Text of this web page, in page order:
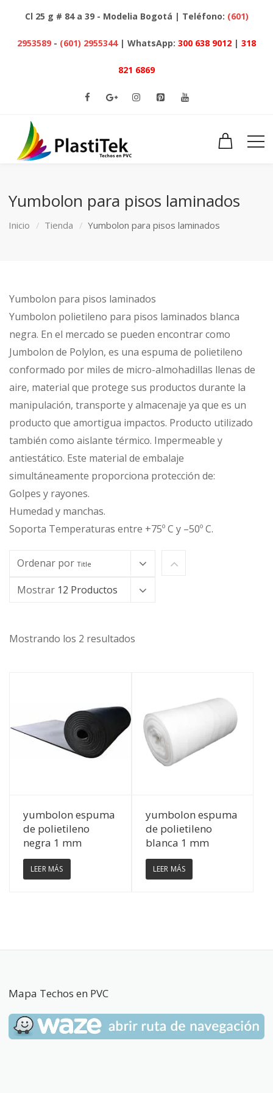
Cl 25 g # 84 a 39 - Modelia Bogotá | Teléfono: (601)
2953589 - (601) 2955344 | WhatsApp: 300 638 9012 | 318
821 6869
Yumbolon para pisos laminados
Inicio Tienda Yumbolon para pisos laminados
Yumbolon para pisos laminados
Yumbolon polietileno para pisos laminados blanca
negra. En el mercado se pueden encontrar como
Jumbolon de Polylon, es una espuma de polietileno
conformado por miles de micro-almohadillas llenas de
aire, material que protege sus productos durante la
manipulación, transporte y almacenaje ya que es un
producto que amortigua impactos. Producto utilizado
también como aislante térmico. Impermeable y
antiestático. Este material de embalaje
simultáneamente proporciona protección de:
Golpes y rayones.
Humedad y manchas.
Soporta Temperaturas entre +75º C y –50º C.
Ordenar por Title
Mostrar 12 Productos
Mostrando los 2 resultados
Ver Detalles
yumbolon espuma
de polietileno
negra 1 mm
LEER MÁS
Ver Detalles
yumbolon espuma
de polietileno
blanca 1 mm
LEER MÁS
Mapa Techos en PVC